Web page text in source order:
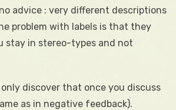
advice : very different descriptions
problem with labels is that they
stay in stereo-types and not
discover that once you discuss
as in negative feedback).